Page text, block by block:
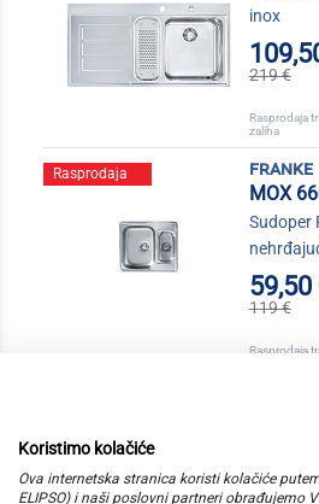
inox
219 €
Rasprodaja
zaliha
Rasprodaja
franke
MOX
Sudoper
59,50
119 €
Rasprodaja
kategorije
Koristimo kolačiće
Ova internetska stranica koristi kolačiće
ELIPSO) i naši poslovni partneri obrađujemo